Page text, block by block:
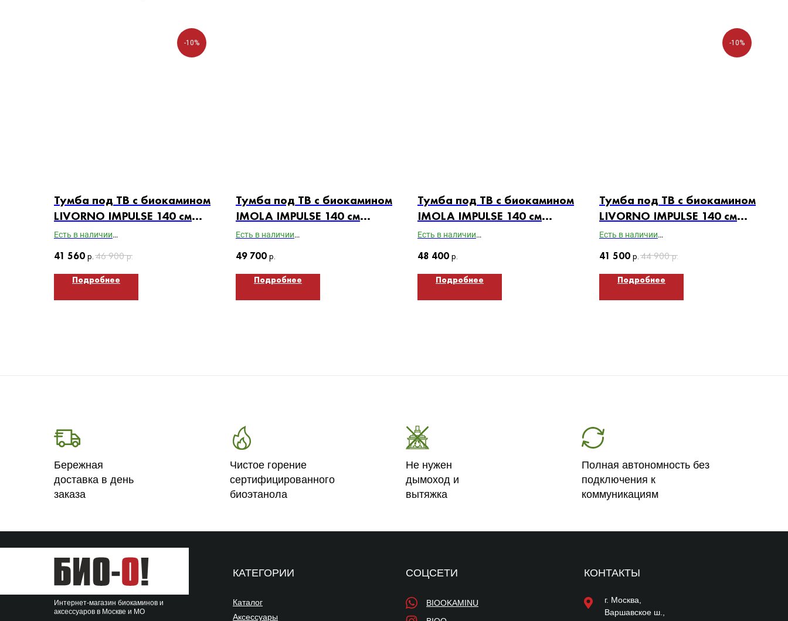
-10%
Тумба под ТВ с биокамином
LIVORNO IMPULSE 140 см
(корпус дуб Сонома /
Есть в наличии
41 560р.46 900р.
Подробнее
Тумба под ТВ с биокамином
IMOLA IMPULSE 140 см
(корпус дуб Вотан /
Есть в наличии
49 700р.
Подробнее
Тумба под ТВ с биокамином
IMOLA IMPULSE 140 см
(корпус графит / фасады
Есть в наличии
48 400р.
Подробнее
-10%
Тумба под ТВ с биокамином
LIVORNO IMPULSE 140 см
(корпус графит / фасады
Есть в наличии
41 500р.44 900р.
Подробнее
Бережная
доставка в день
заказа
Чистое горение
сертифицированного
биоэтанола
Не нужен
дымоход и
вытяжка
Полная автономность без
подключения к
коммуникациям
КОНТАКТЫ
г. Москва,
Варшавское ш.,
КАТЕГОРИИ
Аксессуары
Каталог
СОЦСЕТИ
BIOOKAMINU
Интернет-магазин биокаминов и
аксессуаров в Москве и МО